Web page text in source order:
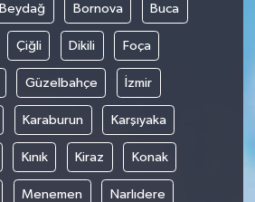
Beydağ Bornova Buca
Çiğli Dikili Foça
Güzelbahçe İzmir
Karaburun Karşıyaka
Kınık Kiraz Konak
Menemen Narlıdere